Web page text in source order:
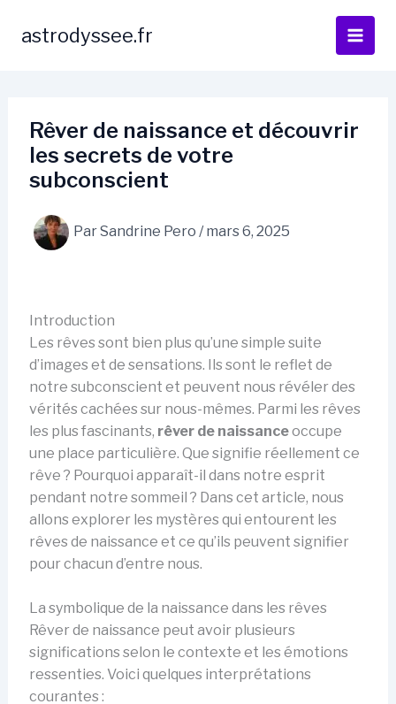
astrodyssee.fr
Rêver de naissance et découvrir
les secrets de votre
subconscient
ParSandrine Pero /mars 6, 2025
Introduction
Les rêves sont bien plus qu’une simple suite
d’images et de sensations. Ils sont le reflet de
notre subconscient et peuvent nous révéler des
vérités cachées sur nous-mêmes. Parmi les rêves
les plus fascinants, rêver de naissanceoccupe
une place particulière. Que signifie réellement ce
rêve ? Pourquoi apparaît-il dans notre esprit
pendant notre sommeil ? Dans cet article, nous
allons explorer les mystères qui entourent les
rêves de naissance et ce qu’ils peuvent signifier
pour chacun d’entre nous.
La symbolique de la naissance dans les rêves
Rêver de naissance peut avoir plusieurs
significations selon le contexte et les émotions
ressenties. Voici quelques interprétations
courantes :